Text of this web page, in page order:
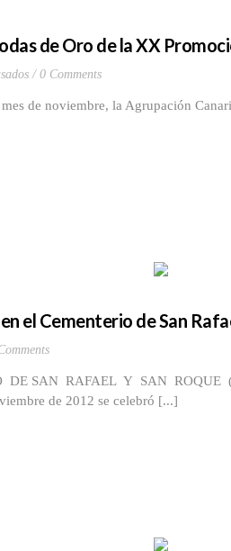
de Oro de la XX
0 Comments
noviembre, la Agrupación
el Cementerio de San
SAN RAFAEL Y SAN ROQUE
de 2012 se celebró [...]